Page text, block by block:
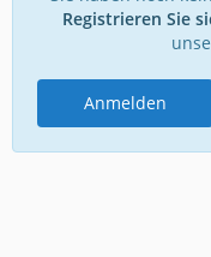
Registrieren Sie
Anmelden